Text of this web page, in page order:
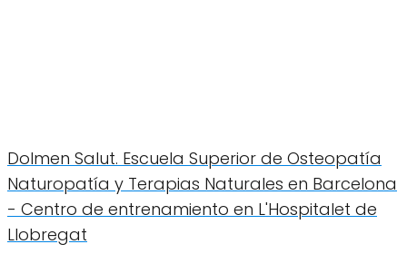
Dolmen Salut. Escuela Superior de Osteopatía
Naturopatía y Terapias Naturales en Barcelona
- Centro de entrenamiento en L'Hospitalet de
Llobregat